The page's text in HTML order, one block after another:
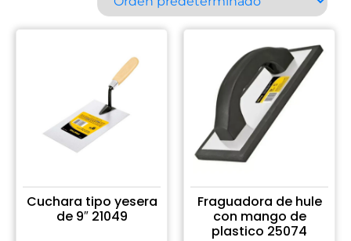
Cuchara tipo yesera
de 9″ 21049
Fraguadora de hule
con mango de
plastico 25074